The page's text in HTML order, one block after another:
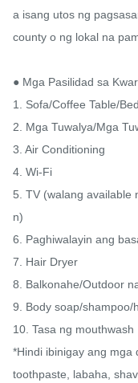
a isang utos ng
county o ng lokal na
● Mga Pasilidad sa
1. Sofa/Coffee Table/
2. Mga Tuwalya/Mga
3. Air Conditioning
4. Wi-Fi
5. TV (walang available
n)
6. Paghiwalayin ang
7. Hair Dryer
8. Balkonahe/Outdoor
9. Body soap/shampoo/
10. Tasa ng mouthwash
*Hindi ibinigay ang mga
toothpaste, labaha,